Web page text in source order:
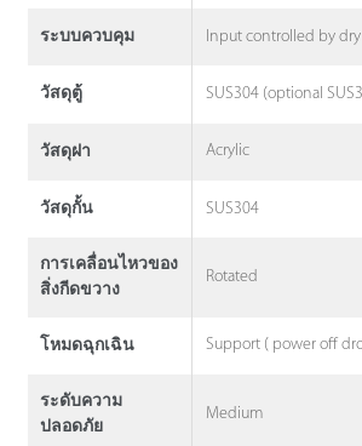
ระบบควบคุม Input controlled by
วัสดุตู้ SUS304 (optional
วัสดุฝา Acrylic
วัสดุกั้น SUS304
การเคลื่อนไหวของ
สิ่งกีดขวาง
Rotated
โหมดฉุกเฉิน Support ( power off
ระดับความ
ปลอดภัย
Medium